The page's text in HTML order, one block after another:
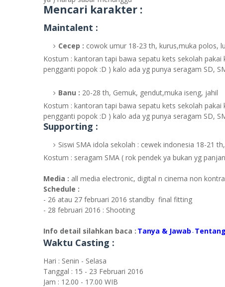
Mencari karakter :
Maintalent :
Cecep : cowok umur 18-23 th, kurus,muka polos,
Kostum : kantoran tapi bawa sepatu kets sekolah
pengganti popok :D ) kalo ada yg punya seragam SD,
Banu : 20-28 th, Gemuk, gendut,muka iseng, jahil
Kostum : kantoran tapi bawa sepatu kets sekolah
pengganti popok :D ) kalo ada yg punya seragam SD,
Supporting :
Siswi SMA idola sekolah : cewek indonesia 18-21
Kostum : seragam SMA ( rok pendek ya bukan yg
Media : all media electronic, digital n cinema non
Schedule :
- 26 atau 27 februari 2016 standby final fitting
- 28 februari 2016 : Shooting
Info detail silahkan baca : Tanya & Jawab -
Waktu Casting :
Hari : Senin - Selasa
Tanggal : 15 - 23 Februari 2016
Jam : 12.00 - 17.00 WIB